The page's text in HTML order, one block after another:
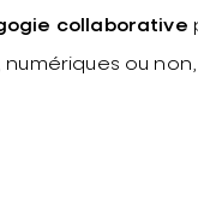
collaborative
ou non,